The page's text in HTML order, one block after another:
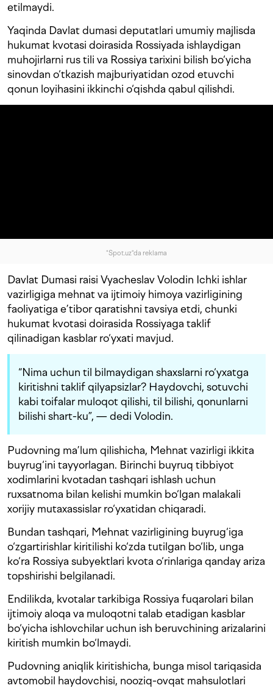
etilmaydi.
Yaqinda Davlat dumasi deputatlari umumiy majlisda
hukumat kvotasi doirasida Rossiyada ishlaydigan
muhojirlarni rus tili va Rossiya tarixini bilish bo‘yicha
sinovdan o‘tkazish majburiyatidan ozod etuvchi
qonun loyihasini ikkinchi o‘qishda qabul qilishdi.
"Spot.uz"da reklama
Davlat Dumasi raisi Vyacheslav Volodin Ichki ishlar
vazirligiga mehnat va ijtimoiy himoya vazirligining
faoliyatiga e’tibor qaratishni tavsiya etdi, chunki
hukumat kvotasi doirasida Rossiyaga taklif
qilinadigan kasblar ro‘yxati mavjud.
“Nima uchun til bilmaydigan shaxslarni ro‘yxatga
kiritishni taklif qilyapsizlar? Haydovchi, sotuvchi
kabi toifalar muloqot qilishi, til bilishi, qonunlarni
bilishi shart-ku”, — dedi Volodin.
Pudovning ma’lum qilishicha, Mehnat vazirligi ikkita
buyrug‘ini tayyorlagan. Birinchi buyruq tibbiyot
xodimlarini kvotadan tashqari ishlash uchun
ruxsatnoma bilan kelishi mumkin bo‘lgan malakali
xorijiy mutaxassislar ro‘yxatidan chiqaradi.
Bundan tashqari, Mehnat vazirligining buyrug‘iga
o‘zgartirishlar kiritilishi ko‘zda tutilgan bo‘lib, unga
ko‘ra Rossiya subyektlari kvota o‘rinlariga qanday ariza
topshirishi belgilanadi.
Endilikda, kvotalar tarkibiga Rossiya fuqarolari bilan
ijtimoiy aloqa va muloqotni talab etadigan kasblar
bo‘yicha ishlovchilar uchun ish beruvchining arizalarini
kiritish mumkin bo‘lmaydi.
Pudovning aniqlik kiritishicha, bunga misol tariqasida
avtomobil haydovchisi, nooziq-ovqat mahsulotlari